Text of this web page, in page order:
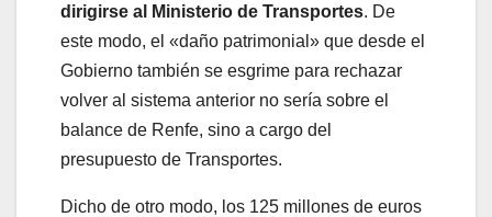
dirigirse al Ministerio de Transportes. De
este modo, el «daño patrimonial» que desde el
Gobierno también se esgrime para rechazar
volver al sistema anterior no sería sobre el
balance de Renfe, sino a cargo del
presupuesto de Transportes.
Dicho de otro modo, los 125 millones de euros